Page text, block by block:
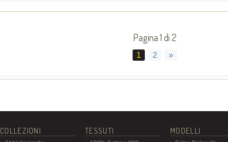
Pagina 1 di 2
1 2 »
COLLEZIONI TESSUTI MODELLI